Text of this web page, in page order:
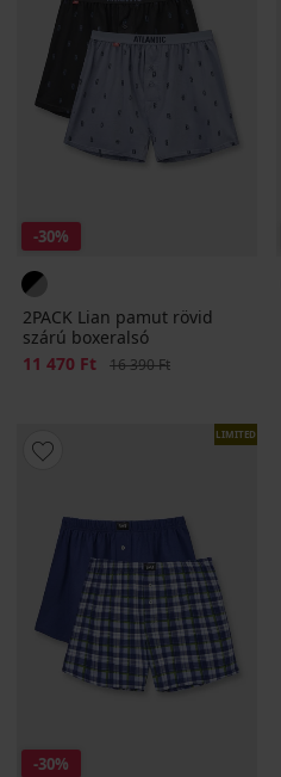
-30%
2PACK Lian pamut rövid
szárú boxeralsó
Kedvezmény
11 470 Ft Eredeti ár
16 390 Ft
LIMITED
-30%